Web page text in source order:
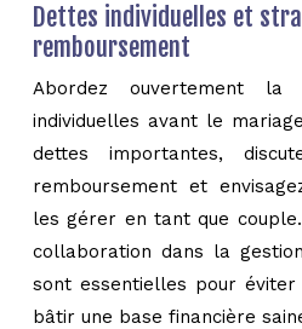
Dettes individuelles et
remboursement
Abordez ouvertement la
individuelles avant le
dettes importantes,
remboursement et
les gérer en tant que
collaboration dans la
sont essentielles pour
bâtir une base financière